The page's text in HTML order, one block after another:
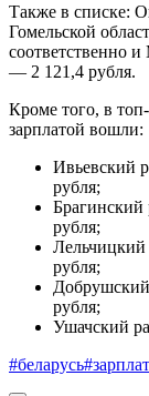
Также в списке:
Гомельской
соответственно
— 2 121,4 рубля.
Кроме того, в
зарплатой вошли:
Ивьевский
рубля;
Брагинский
рубля;
Лельчицкий
рубля;
рубля;
Ушачский
#беларусь